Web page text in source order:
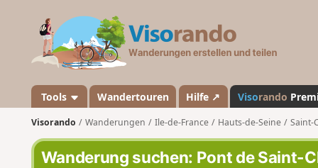
a
n
d
o
Tools Wandertouren Hilfe ↗ Visorando
Visorando Wanderungen Ile-de-France Hauts-de-Seine Saint-
Wanderung suchen: Pont de Saint-